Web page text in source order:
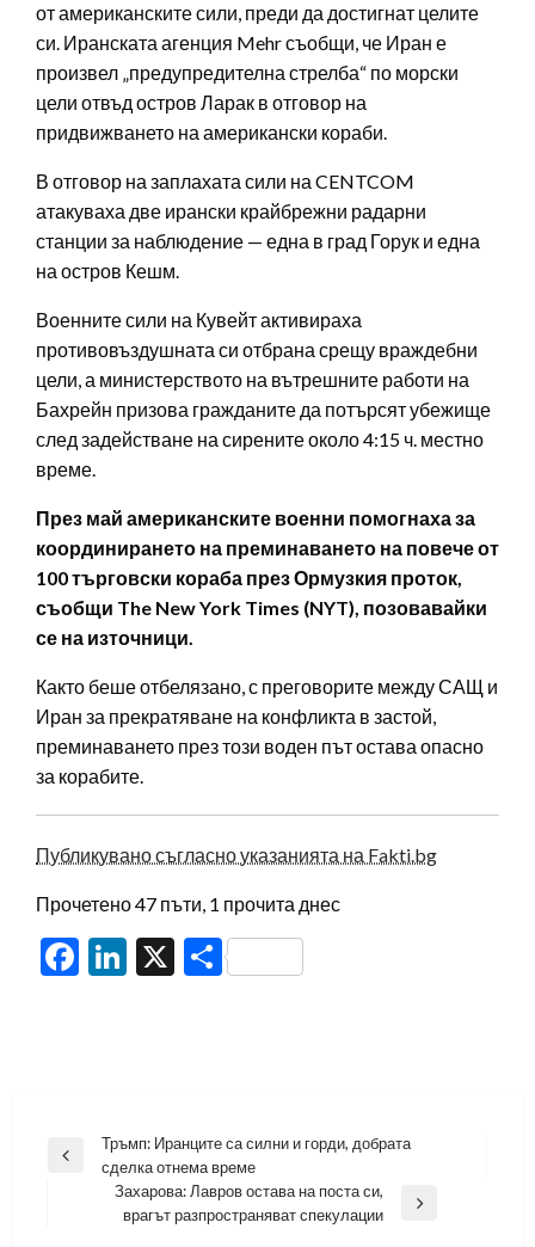
от американските сили, преди да достигнат целите
си. Иранската агенция Mehr съобщи, че Иран е
произвел „предупредителна стрелба“ по морски
цели отвъд остров Ларак в отговор на
придвижването на американски кораби.
В отговор на заплахата сили на CENTCOM
атакуваха две ирански крайбрежни радарни
станции за наблюдение — една в град Горук и една
на остров Кешм.
Военните сили на Кувейт активираха
противовъздушната си отбрана срещу враждебни
цели, а министерството на вътрешните работи на
Бахрейн призова гражданите да потърсят убежище
след задействане на сирените около 4:15 ч. местно
време.
През май американските военни помогнаха за
координирането на преминаването на повече от
100 търговски кораба през Ормузкия проток,
съобщи The New York Times (NYT), позовавайки
се на източници.
Както беше отбелязано, с преговорите между САЩ и
Иран за прекратяване на конфликта в застой,
преминаването през този воден път остава опасно
за корабите.
Публикувано съгласно указанията на Fakti.bg
Прочетено 47 пъти, 1 прочита днес
Facebook
LinkedIn
X Share
Навигация
Previous
Тръмп: Иранците са силни и горди, добрата
сделка отнема време
Захарова: Лавров остава на поста си,
врагът разпространяват спекулации